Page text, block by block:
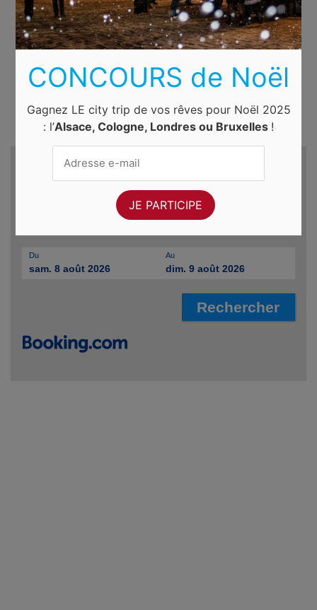
Recherche d'hôtels et autres...
Du
sam. 8 août 2026
Au
dim. 9 août 2026
CONCOURS de Noël
Gagnez LE city trip de vos rêves pour Noël 2025
: l’Alsace, Cologne, Londres ou Bruxelles !